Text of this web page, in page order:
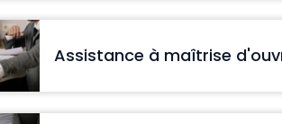
Assistance à maîtrise